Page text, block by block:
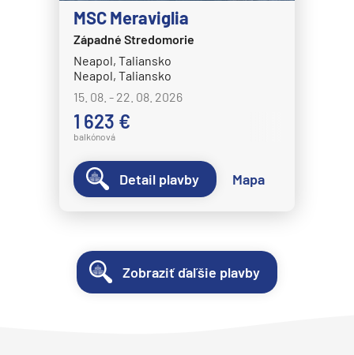
MSC Meraviglia
Západné Stredomorie
Neapol, Taliansko
Neapol, Taliansko
15. 08. - 22. 08. 2026
1 623 €
balkónová
Detail plavby Mapa
Zobraziť ďaľšie plavby